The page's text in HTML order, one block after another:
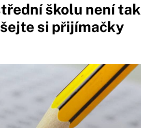
školu není tak
si přijímačky